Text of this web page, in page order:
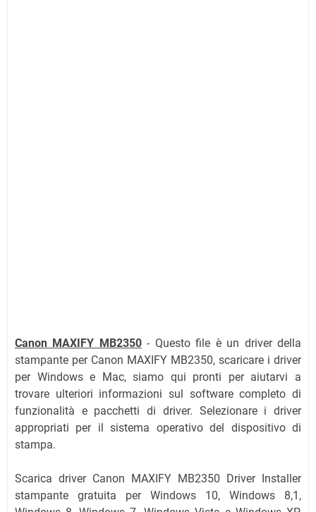
Canon MAXIFY MB2350- Questo file è un driver della
stampante per Canon MAXIFY MB2350, scaricare i driver
per Windows e Mac, siamo qui pronti per aiutarvi a
trovare ulteriori informazioni sul software completo di
funzionalità e pacchetti di driver. Selezionare i driver
appropriati per il sistema operativo del dispositivo di
stampa.
Scarica driver Canon MAXIFY MB2350 Driver Installer
stampante gratuita per Windows 10, Windows 8,1,